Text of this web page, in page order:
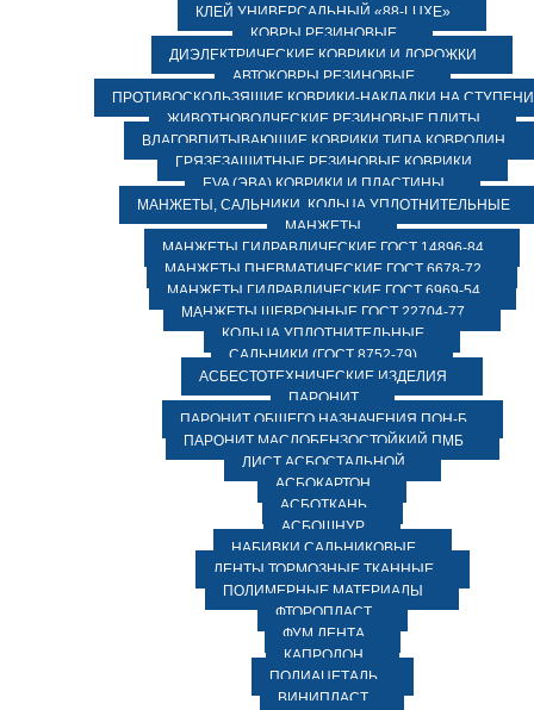
КЛЕЙ УНИВЕРСАЛЬНЫЙ «88-LUXE»
КОВРЫ РЕЗИНОВЫЕ
ДИЭЛЕКТРИЧЕСКИЕ КОВРИКИ И ДОРОЖКИ
АВТОКОВРЫ РЕЗИНОВЫЕ
ПРОТИВОСКОЛЬЗЯЩИЕ КОВРИКИ-НАКЛАДКИ НА СТУПЕНИ
ЖИВОТНОВОДЧЕСКИЕ РЕЗИНОВЫЕ ПЛИТЫ
ВЛАГОВПИТЫВАЮЩИЕ КОВРИКИ ТИПА КОВРОЛИН
ГРЯЗЕЗАЩИТНЫЕ РЕЗИНОВЫЕ КОВРИКИ
EVA (ЭВА) КОВРИКИ И ПЛАСТИНЫ
МАНЖЕТЫ, САЛЬНИКИ, КОЛЬЦА УПЛОТНИТЕЛЬНЫЕ
МАНЖЕТЫ
МАНЖЕТЫ ГИДРАВЛИЧЕСКИЕ ГОСТ 14896-84
МАНЖЕТЫ ПНЕВМАТИЧЕСКИЕ ГОСТ 6678-72
МАНЖЕТЫ ГИДРАВЛИЧЕСКИЕ ГОСТ 6969-54
МАНЖЕТЫ ШЕВРОННЫЕ ГОСТ 22704-77
КОЛЬЦА УПЛОТНИТЕЛЬНЫЕ
САЛЬНИКИ (ГОСТ 8752-79)
АСБЕСТОТЕХНИЧЕСКИЕ ИЗДЕЛИЯ
ПАРОНИТ
ПАРОНИТ ОБЩЕГО НАЗНАЧЕНИЯ ПОН-Б
ПАРОНИТ МАСЛОБЕНЗОСТОЙКИЙ ПМБ
ЛИСТ АСБОСТАЛЬНОЙ
АСБОКАРТОН
АСБОТКАНЬ
АСБОШНУР
НАБИВКИ САЛЬНИКОВЫЕ
ЛЕНТЫ ТОРМОЗНЫЕ ТКАННЫЕ
ПОЛИМЕРНЫЕ МАТЕРИАЛЫ
ФТОРОПЛАСТ
ФУМ ЛЕНТА
КАПРОЛОН
ПОЛИАЦЕТАЛЬ
ВИНИПЛАСТ